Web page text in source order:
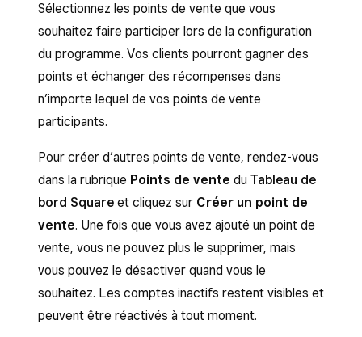
Fidélisation, puis cliquez sur « ••• ».
Pour consulter le nombre total des points
du client qui vont bientôt expirer, cliquez
sur
Afficher les points arrivant à
expiration
Dans le profil du client, cliquez sur
Fidélisation
, puis cliquez sur « ••• ».
Pour consulter le nombre total des points
du client qui vont bientôt expirer, cliquez
surAfficher les points arrivant à
Sélectionnez les points de vente que vous
souhaitez faire participer lors de la configuration
du programme. Vos clients pourront gagner des
points et échanger des récompenses dans
n’importe lequel de vos points de vente
participants.
Pour créer d’autres points de vente, rendez-vous
dans la rubrique Points de vente du Tableau de
bord Square et cliquez sur Créer un point de
vente. Une fois que vous avez ajouté un point de
vente, vous ne pouvez plus le supprimer, mais
vous pouvez le désactiver quand vous le
souhaitez. Les comptes inactifs restent visibles et
peuvent être réactivés à tout moment.